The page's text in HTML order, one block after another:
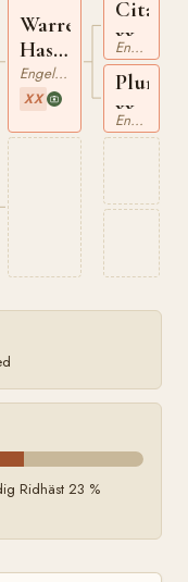
Warren
Hastings
xx
Engelskt Fullblod
XX
Citadel
xxEngelskt Fullblod
Plunder
xxEngelskt Fullblod
Ridhäst 23 %